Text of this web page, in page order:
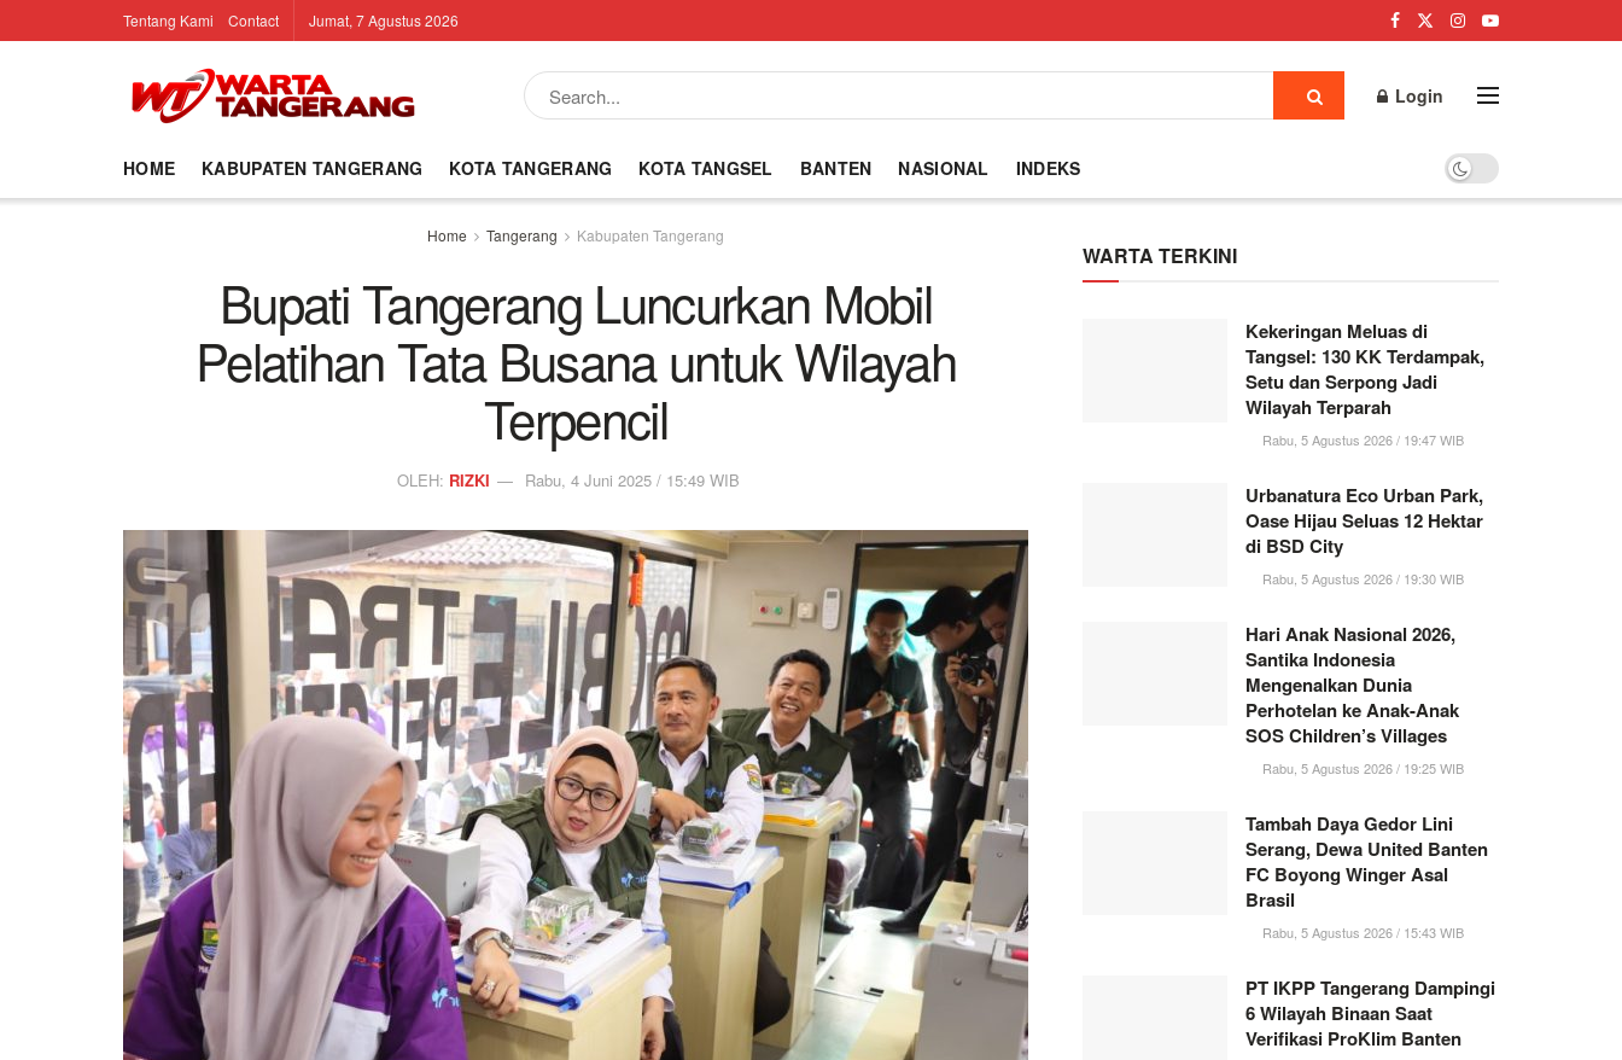
Tentang Kami Contact Jumat, 7 Agustus 2026
Login
HOME KABUPATEN TANGERANG KOTA TANGERANG KOTA TANGSEL BANTEN NASIONAL INDEKS
Home Tangerang Kabupaten Tangerang
Bupati Tangerang Luncurkan Mobil
Pelatihan Tata Busana untuk Wilayah
Terpencil
OLEH: RIZKI Rabu, 4 Juni 2025 / 15:49 WIB
WARTA TERKINI
Kekeringan Meluas di
Tangsel: 130 KK Terdampak,
Setu dan Serpong Jadi
Wilayah Terparah
Rabu, 5 Agustus 2026 / 19:47 WIB
Urbanatura Eco Urban Park,
Oase Hijau Seluas 12 Hektar
di BSD City
Rabu, 5 Agustus 2026 / 19:30 WIB
Hari Anak Nasional 2026,
Santika Indonesia
Mengenalkan Dunia
Perhotelan ke Anak-Anak
SOS Children’s Villages
Rabu, 5 Agustus 2026 / 19:25 WIB
Tambah Daya Gedor Lini
Serang, Dewa United Banten
FC Boyong Winger Asal
Brasil
Rabu, 5 Agustus 2026 / 15:43 WIB
PT IKPP Tangerang Dampingi
6 Wilayah Binaan Saat
Verifikasi ProKlim Banten